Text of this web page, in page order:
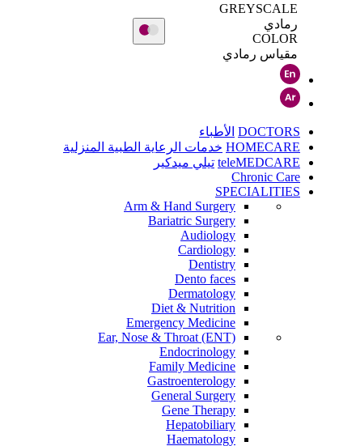
GREYSCALE
رمادي
COLOR
مقياس رمادي
DOCTORS الأطباء
HOMECARE خدمات الرعاية الطبية المنزلية
teleMEDCARE تيلي ميدكير
Chronic Care
SPECIALITIES
Arm & Hand Surgery
Bariatric Surgery
Audiology
Cardiology
Dentistry
Dento faces
Dermatology
Diet & Nutrition
Emergency Medicine
Ear, Nose & Throat (ENT)
Endocrinology
Family Medicine
Gastroenterology
General Surgery
Gene Therapy
Hepatobiliary
Haematology